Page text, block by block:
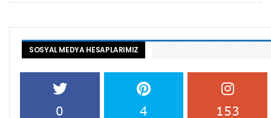
SOSYAL MEDYA HESAPLARIMIZ
0 4 153